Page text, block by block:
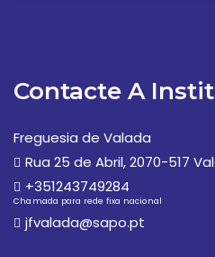
Contacte A
Freguesia de Valada
Rua 25 de Abril, 2070-517
+351243749284
Chamada para rede fixa nacional
jfvalada@sapo.pt